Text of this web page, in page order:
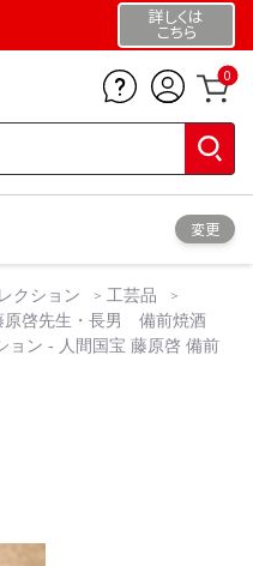
詳しくは
こちら
0
変更
クション
工芸品
啓先生・長男 備前焼酒
ン - 人間国宝 藤原啓 備前